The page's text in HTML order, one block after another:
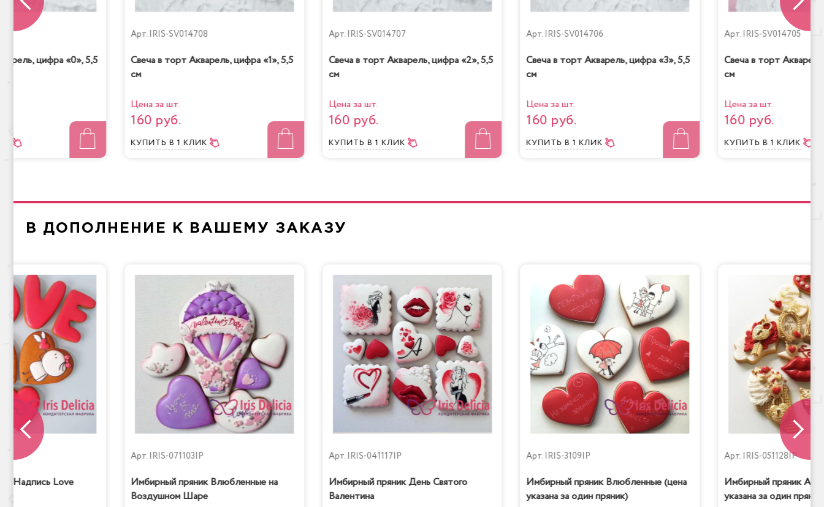
цифра «0», 5,5
Арт. IRIS-SV014708
Свеча в торт Акварель, цифра «1», 5,5
см
Цена за шт.
160 руб.
КУПИТЬВ 1 КЛИК
Арт. IRIS-SV014707
Свеча в торт Акварель, цифра «2», 5,5
см
Цена за шт.
160 руб.
КУПИТЬ В 1 КЛИК
Арт. IRIS-SV014706
Свеча в торт Акварель, цифра «3», 5,5
см
Цена за шт.
160 руб.
КУПИТЬВ 1 КЛИК
Арт. IRIS-SV014705
Свеча в торт
см
Цена за шт.
160 руб.
КУПИТЬ В 1 КЛИК
В ДОПОЛНЕНИЕ К ВАШЕМУ ЗАКАЗУ
Надпись Love
Арт. IRIS-071103IP
Имбирный пряник Влюбленные на
Воздушном Шаре
Арт. IRIS-041117IP
Имбирный пряник День Святого
Валентина
Арт. IRIS-3109IP
Имбирный пряник Влюбленные (цена
указана за один пряник)
Арт. IRIS-051128IP
Имбирный пряник
указана за один